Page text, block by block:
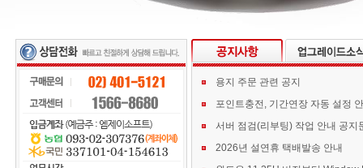
용지 주문 관련 공지
포인트충전, 기간연장 자동 설정
서버 점검(리부팅) 작업 안내 공지
2026년 설연휴 택배발송 안내